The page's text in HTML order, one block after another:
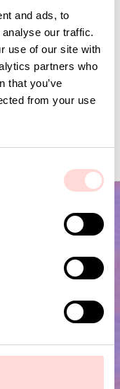
and ads, to
our traffic.
use of our site with
partners who
that you’ve
from your use
:149 kr
kr